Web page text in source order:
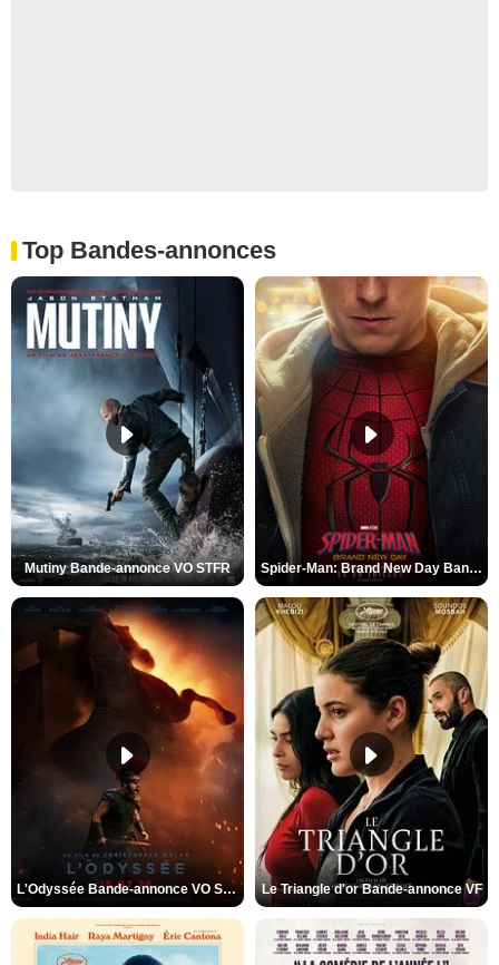
Top Bandes-annonces
Mutiny Bande-annonce VO STFR Spider-Man: Brand New Day Bande-annonce VO STFR
L'Odyssée Bande-annonce VO STFR Le Triangle d'or Bande-annonce VF